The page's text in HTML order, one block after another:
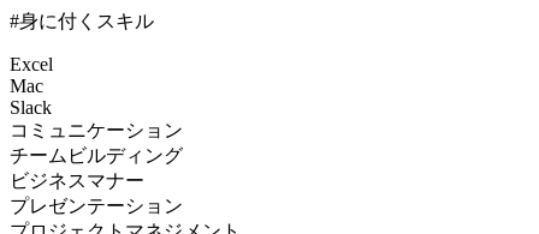
#身に付くスキル
Excel
Mac
Slack
コミュニケーション
チームビルディング
ビジネスマナー
プレゼンテーション